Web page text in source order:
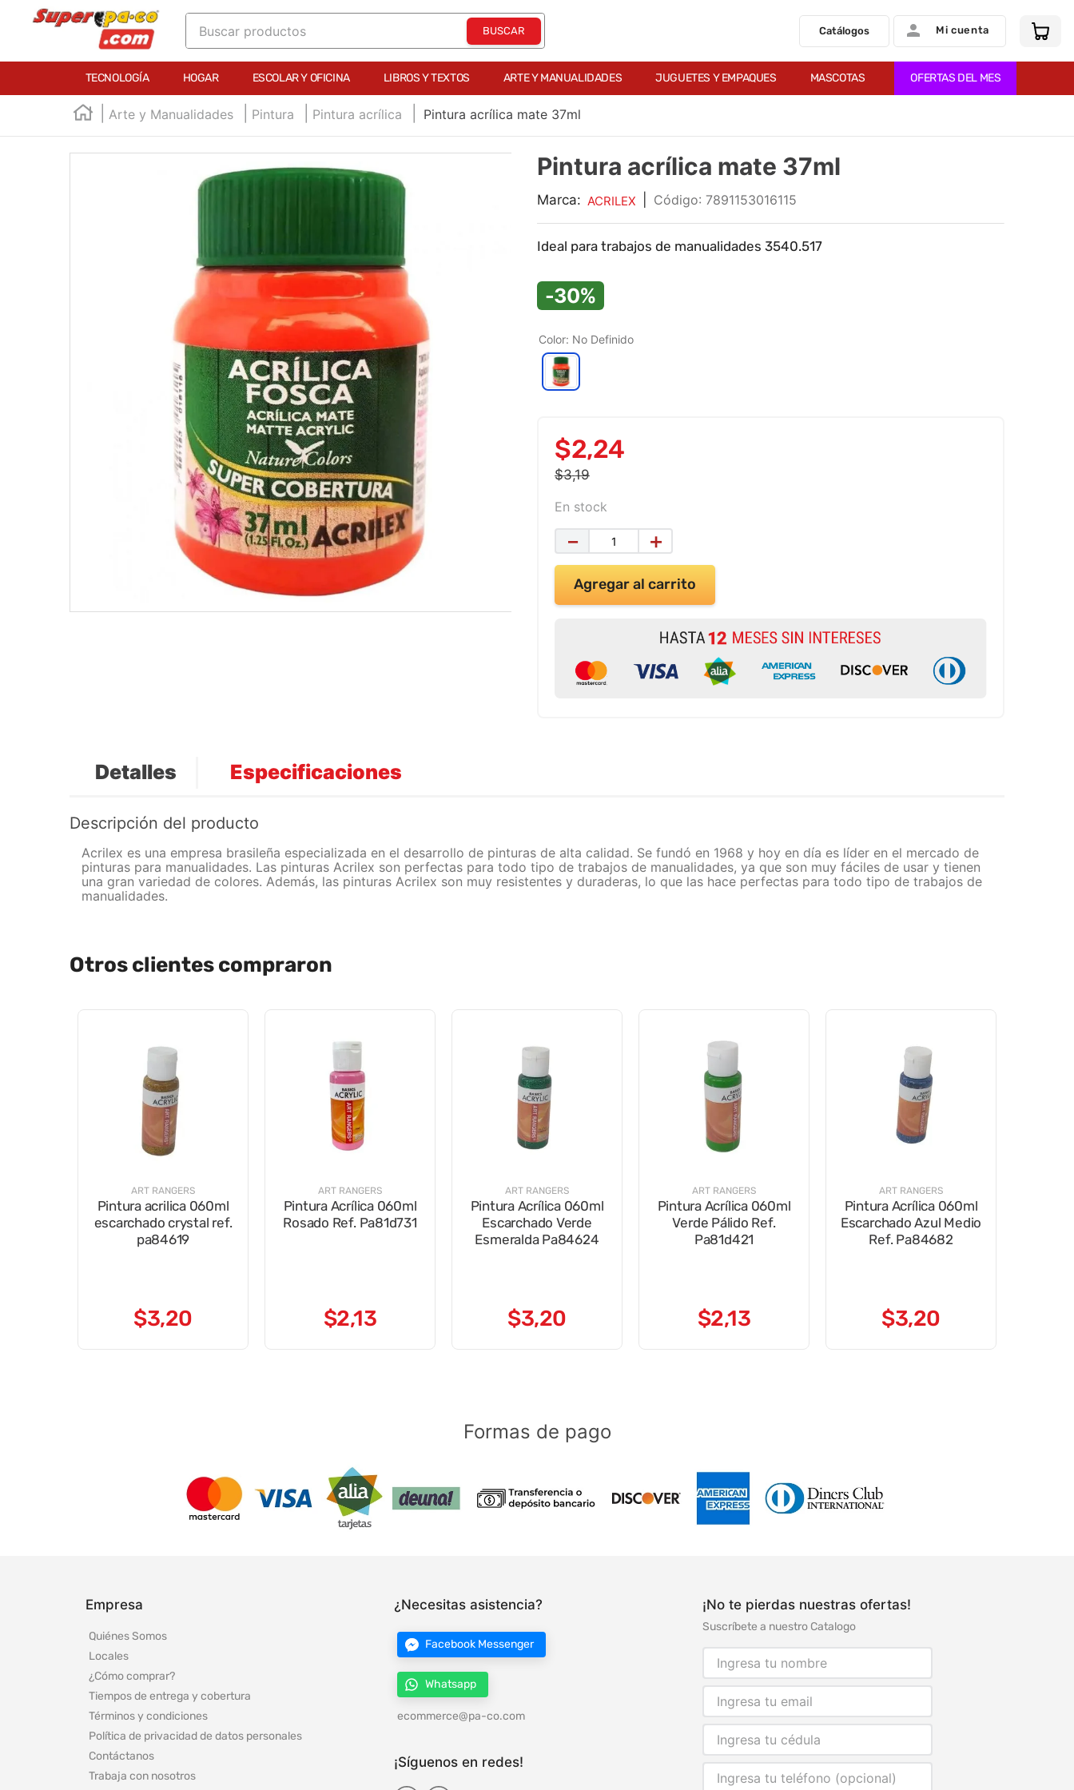
Buscar productos
Catálogos Mi cuenta
TECNOLOGÍA HOGAR ESCOLAR Y OFICINA LIBROS Y TEXTOS ARTE Y MANUALIDADES JUGUETES Y EMPAQUES MASCOTAS OFERTAS DEL MES
Arte y Manualidades Pintura Pintura acrílica Pintura acrílica mate 37ml
Pintura acrílica mate 37ml
Marca: ACRILEX : 7891153016115
Ideal para trabajos de manualidades 3540.517
-30%
Color: No Definido
$2,24
$3,19
En stock
＋
－
Agregar al carrito
Detalles Especificaciones
Descripción del producto
Acrilex es una empresa brasileña especializada en el desarrollo de pinturas de alta calidad. Se fundó en 1968 y hoy en día es líder en el mercado de
pinturas para manualidades. Las pinturas Acrilex son perfectas para todo tipo de trabajos de manualidades, ya que son muy fáciles de usar y tienen
una gran variedad de colores. Además, las pinturas Acrilex son muy resistentes y duraderas, lo que las hace perfectas para todo tipo de trabajos de
manualidades.
Otros clientes compraron
ART RANGERS
Pintura acrilica 060ml
escarchado crystal ref.
pa84619
$3,20
ART RANGERS
Pintura Acrílica 060ml
Rosado Ref. Pa81d731
$2,13
ART RANGERS
Pintura Acrílica 060ml
Escarchado Verde
Esmeralda Pa84624
$3,20
ART RANGERS
Pintura Acrílica 060ml
Verde Pálido Ref.
Pa81d421
$2,13
ART RANGERS
Pintura Acrílica 060ml
Escarchado Azul Medio
Ref. Pa84682
$3,20
Formas de pago
Empresa
Quiénes Somos
Locales
¿Cómo comprar?
Tiempos de entrega y cobertura
Términos y condiciones
Política de privacidad de datos personales
Contáctanos
Trabaja con nosotros
¿Necesitas asistencia?
Facebook Messenger
Whatsapp
ecommerce@pa-co.com
¡Síguenos en redes!
¡No te pierdas nuestras ofertas!
Suscríbete a nuestro Catalogo
TÉRMINOS MÁS BUSCADOS
2.
marcador e300
.
england sound
marcadores
7
audifonos